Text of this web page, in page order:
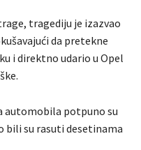
tragediju je izazvao
da pretekne
i direktno udario u Opel
automobila potpuno su
bili su rasuti desetinama